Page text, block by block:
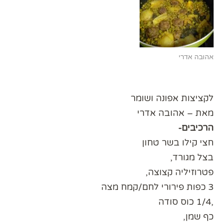
אהובה אדרי
לקציצות אפונה ושומר
מאת – אהובה אדרי
הרכיבים-
חצי קילו בשר טחון
בצל מגורד,
פטרוזיליה קצוצה,
3 כפות פירורי לחם/קמח מצה
,1/4 כוס סודה
כף שמן,